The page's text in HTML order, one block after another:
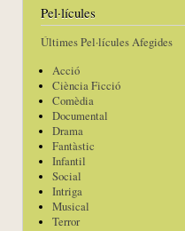
Pel·lícules
Últimes Pel·lícules Afegides
Acció
Ciència Ficció
Comèdia
Documental
Drama
Fantàstic
Infantil
Social
Intriga
Musical
Terror